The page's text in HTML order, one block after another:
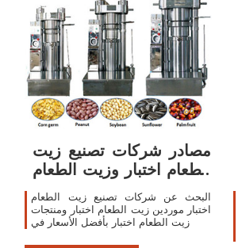
مصادر شركات تصنيع زيت
الطعام اختبار وزيت الطعام
اختبار في
البحث عن شركات تصنيع زيت الطعام
اختبار موردين زيت الطعام اختبار ومنتجات
زيت الطعام اختبار بأفضل الأسعار في